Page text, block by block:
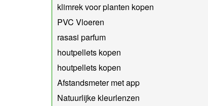
klimrek voor planten kopen
PVC Vloeren
rasasi parfum
houtpellets kopen
houtpellets kopen
Afstandsmeter met app
Natuurlijke kleurlenzen